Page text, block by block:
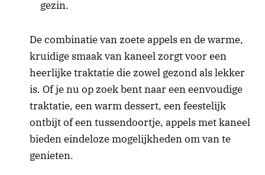
gezin.
De combinatie van zoete appels en de warme,
kruidige smaak van kaneel zorgt voor een
heerlijke traktatie die zowel gezond als lekker
is. Of je nu op zoek bent naar een eenvoudige
traktatie, een warm dessert, een feestelijk
ontbijt of een tussendoortje, appels met kaneel
bieden eindeloze mogelijkheden om van te
genieten.